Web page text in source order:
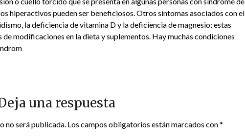
hiperactivos pueden ser beneficiosos. Otros síntomas asociados con el
la deficiencia de vitamina D y la deficiencia de magnesio; estas
modificaciones en la dieta y suplementos. Hay muchas condiciones
una respuesta
no será publicada. Los campos obligatorios están marcados con*